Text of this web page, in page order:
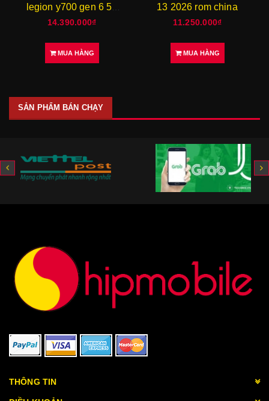
13 2026 rom china
11.250.000₫
MUA HÀNG
rom quốc tế { brand new
}
21.500.000₫
MUA HÀNG
SẢN PHẨM BÁN CHẠY
THÔNG TIN